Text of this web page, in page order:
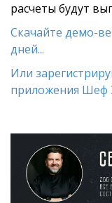
расчеты будут
Скачайте демо-
дней...
Или
приложения Шеф